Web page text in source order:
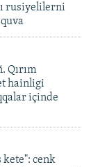
rusiyelilerni
Qırım
hainligi
içinde
kete": cenk